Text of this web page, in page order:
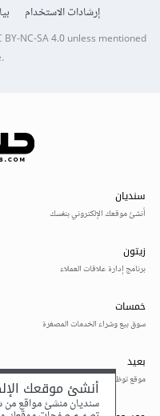
إرشادات الاستخدام
BY-NC-SA 4.0unless mentioned